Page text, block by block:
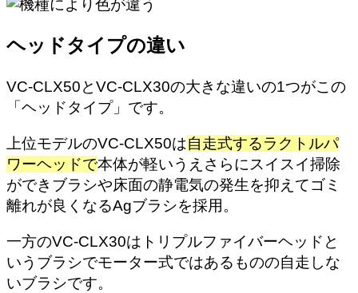
ヘッドタイプの違い
VC-CLX50とVC-CLX30の大きな違いの1つがこの
「ヘッドタイプ」です。
上位モデルのVC-CLX50は自走式するラクトルパ
ワーヘッドで本体が軽いうえさらにスイスイ掃除
ができブラシや床面の静電気の発生を抑えてゴミ
離れが良くなるAgブラシを採用。
一方のVC-CLX30はトリプルファイバーヘッドと
いうブラシでモーター式ではあるものの自走しな
いブラシです。